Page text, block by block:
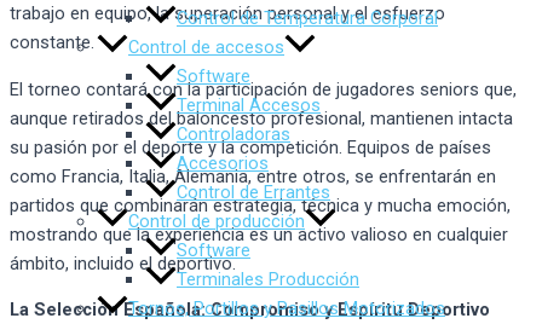
Control de Temperatura Corporal
Control de accesos
Software
Terminal Accesos
Controladoras
Accesorios
Control de Errantes
Control de producción
Software
Terminales Producción
Tornos, Portillos y Pasillos Motorizados
trabajo en equipo, la superación personal y el esfuerzo
constante.
El torneo contará con la participación de jugadores seniors que,
aunque retirados del baloncesto profesional, mantienen intacta
su pasión por el deporte y la competición. Equipos de países
como Francia, Italia, Alemania, entre otros, se enfrentarán en
partidos que combinarán estrategia, técnica y mucha emoción,
mostrando que la experiencia es un activo valioso en cualquier
ámbito, incluido el deportivo.
La Selección Española: Compromiso y Espíritu Deportivo